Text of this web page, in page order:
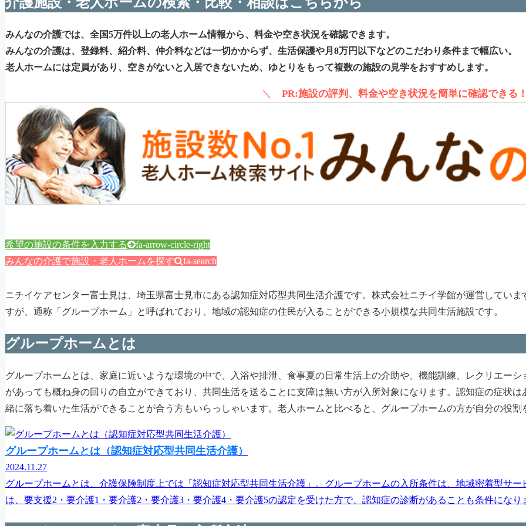
みんなの介護では、全国5万件以上の老人ホーム情報から、料金や空き状況を確認できます。
みんなの介護は、登録料、紹介料、仲介料などは一切かからず、生活保護や月8万円以下などのこだわり条件まで幅広い。
老人ホームには定員があり、空きがないと入居できないため、ゆとりをもって複数の施設の見学をおすすめします。
＼ PR:施設の評判、料金や空き状況を簡単に確認できる
希望の施設の条件を入力する fa-arrow-circle-right
みんなの介護で施設・老人ホームを探す fa-search
ニチイケアセンター富士見は、埼玉県富士見市にある認知症対応型共同生活介護です。株式会社ニチイ学館が運営してい
すが、通称「グループホーム」と呼ばれており、地域の認知症の住民が入ることができる小規模な共同生活施設です。
グループホームとは
グループホームとは、家庭に近いような環境の中で、入浴や排泄、食事夏の日常生活上の介助や、機能訓練、レクリエー
があっても概ね身の回りの自立ができており、共同生活を送ることに支障は無い方が入所対象になります。認知症の症状
緒に落ち着いた生活ができることが合う方もいらっしゃいます。老人ホームと比べると、グループホームの方が自分の役
グループホームとは（認知症対応型共同生活介護）
2024.11.27
グループホームとは、介護保険制度上では「認知症対応型共同生活介護」。グループホームの入所条件は、地域密着型サ
は、要支援2・要介護1・要介護2・要介護3・要介護4・要介護5の認定を受けた方で、認知症の診断があることも条件になり